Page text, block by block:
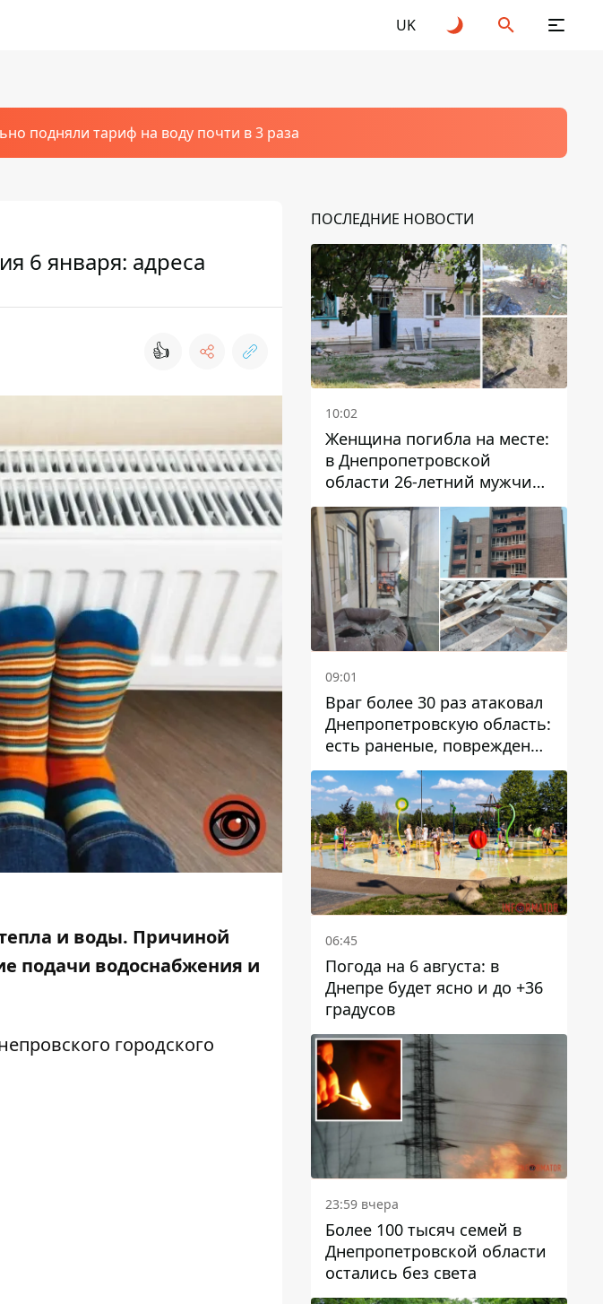
UK
подняли тариф на воду почти в 3 раза
6 января: адреса
👍
и воды. Причиной
подачи водоснабжения и
городского
ПОСЛЕДНИЕ НОВОСТИ
10:02
Женщина погибла на месте:
в Днепропетровской
области 26-летний мужчина
избил трех человек
металлическим предметом
09:01
Враг более 30 раз атаковал
Днепропетровскую область:
есть раненые, повреждены
лицей, дома и предприятия
06:45
Погода на 6 августа: в
Днепре будет ясно и до +36
градусов
23:59 вчера
Более 100 тысяч семей в
Днепропетровской области
остались без света